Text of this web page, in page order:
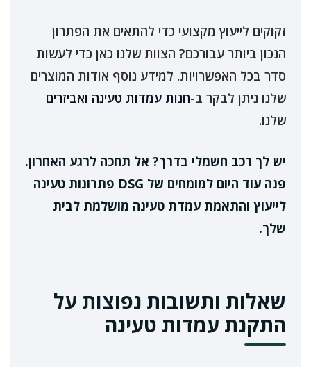
זקוקים לייעוץ מקצועי כדי להתאים את הפתרון
הנכון ביותר עבורכם? הצוות שלנו כאן כדי לעשות
סדר בכל האפשרויות. למידע נוסף אודות המוצרים
שלנו ניתן לבקר ב-חנות עמדות טעינה ואביזרים
שלנו.
יש לך רכב חשמלי בדרך? אל תחכה לרגע האחרון.
פנה עוד היום למומחים של DSG פתרונות טעינה
לייעוץ והתאמת עמדת טעינה מושלמת לבית
שלך.
שאלות ותשובות נפוצות על
התקנת עמדות טעינה